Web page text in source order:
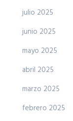
julio 2025
junio 2025
mayo 2025
abril 2025
marzo 2025
febrero 2025